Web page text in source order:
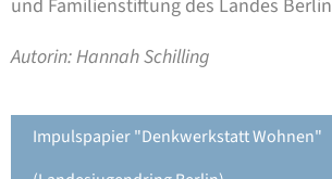
und Familienstiftung des Landes
Autorin: Hannah Schilling
Impulspapier "Denkwerkstatt Wohnen"